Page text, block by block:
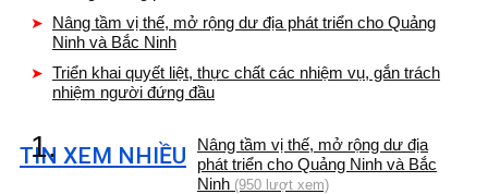
Nâng tầm vị thế, mở rộng dư địa phát triển cho Quảng
Ninh và Bắc Ninh
Triển khai quyết liệt, thực chất các nhiệm vụ, gắn trách
nhiệm người đứng đầu
TIN XEM NHIỀU
1.
Nâng tầm vị thế, mở rộng dư địa
phát triển cho Quảng Ninh và Bắc
Ninh (950 lượt xem)